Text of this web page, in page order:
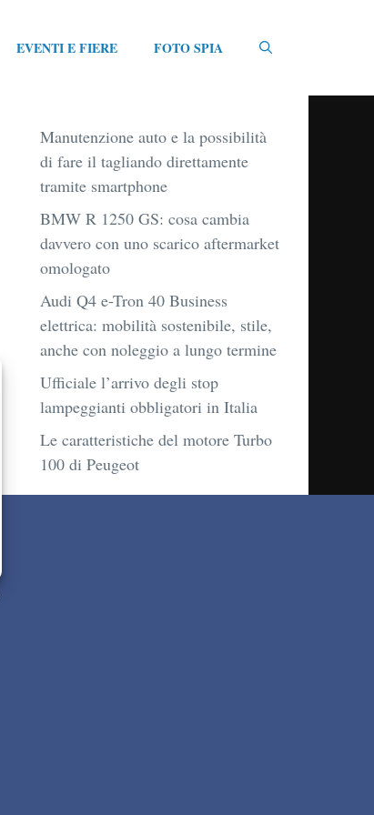
EVENTI E FIERE FOTO SPIA
Manutenzione auto e la possibilità
di fare il tagliando direttamente
tramite smartphone
BMW R 1250 GS: cosa cambia
davvero con uno scarico aftermarket
omologato
Audi Q4 e-Tron 40 Business
elettrica: mobilità sostenibile, stile,
anche con noleggio a lungo termine
Ufficiale l’arrivo degli stop
lampeggianti obbligatori in Italia
Le caratteristiche del motore Turbo
100 di Peugeot